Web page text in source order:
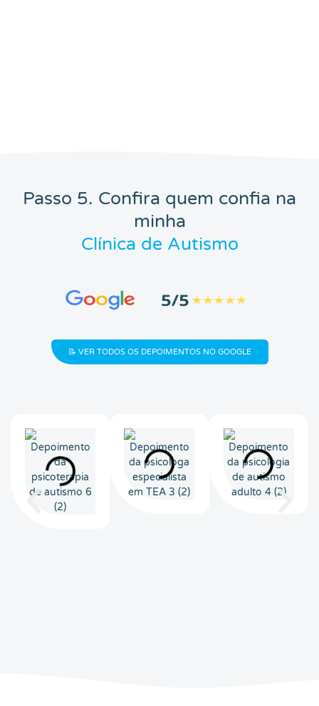
Passo 5. Confira quem confia na
minha
Clínica de Autismo
📝 VER TODOS OS DEPOIMENTOS NO GOOGLE